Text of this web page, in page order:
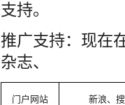
支持。
推广支持：现在
杂志、
门户网站 新浪、